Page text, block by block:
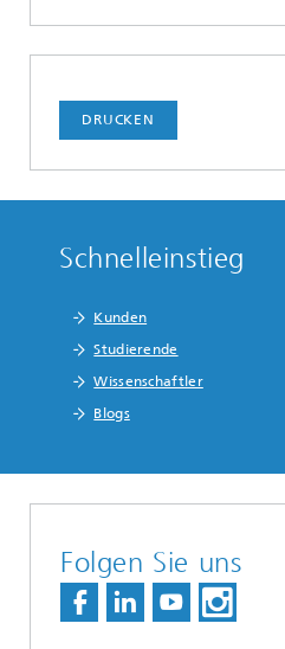
DRUCKEN
Schnelleinstieg
Kunden
Studierende
Wissenschaftler
Blogs
Folgen Sie uns